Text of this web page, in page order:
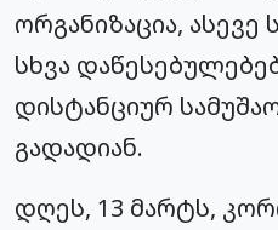
ორგანიზაცია, ასევე
სხვა
დისტანციურ
გადადიან.
დღეს, 13 მარტს,